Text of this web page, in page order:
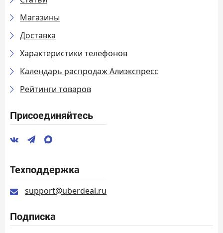
Магазины
Доставка
Характеристики телефонов
Календарь распродаж Алиэкспресс
Рейтинги товаров
Присоединяйтесь
Техподдержка
support@uberdeal.ru
Подписка